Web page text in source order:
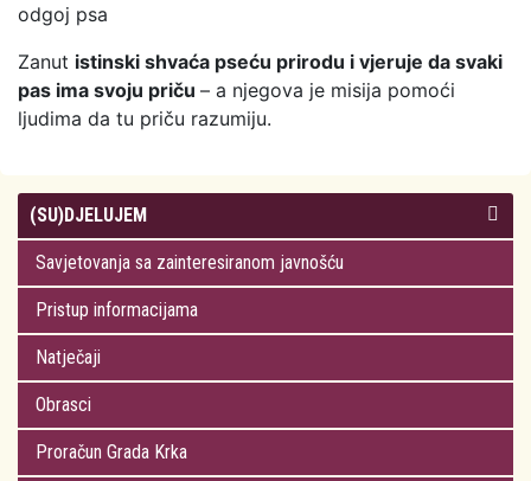
odgoj psa
Zanut istinski shvaća pseću prirodu i vjeruje da svaki
pas ima svoju priču – a njegova je misija pomoći
ljudima da tu priču razumiju.
(SU)DJELUJEM
Savjetovanja sa zainteresiranom javnošću
Pristup informacijama
Natječaji
Obrasci
Proračun Grada Krka